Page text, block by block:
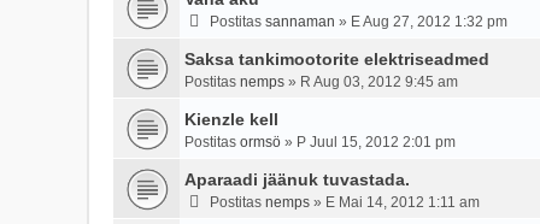
Postitas sannaman » E Aug 27, 2012 1:32 pm
Saksa tankimootorite elektriseadmed
Postitas nemps » R Aug 03, 2012 9:45 am
Kienzle kell
Postitas ormsö » P Juul 15, 2012 2:01 pm
Aparaadi jäänuk tuvastada.
Postitas nemps » E Mai 14, 2012 1:11 am